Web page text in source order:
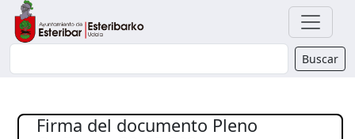
Buscador Buscar
Firma del documento Pleno